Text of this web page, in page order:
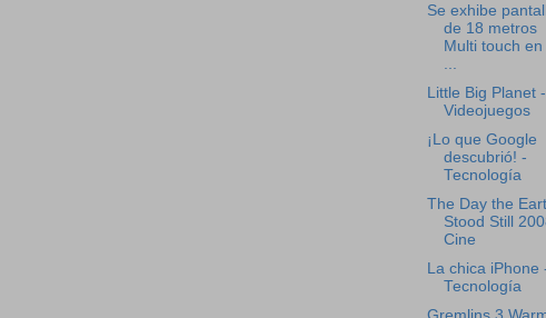
Se exhibe
de 18 metros
Multi touch en
Little Big Planet -
Videojuegos
¡Lo que Google
descubrió! -
Tecnología
The Day the
Stood Still
Cine
La chica iPhone
Tecnología